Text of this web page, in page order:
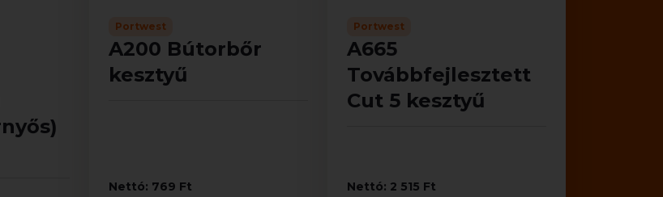
Portwest
A200 Bútorbőr
kesztyű
Nettó: 769 Ft
Portwest
A665
Továbbfejlesztett
Cut 5 kesztyű
Nettó: 2 515 Ft